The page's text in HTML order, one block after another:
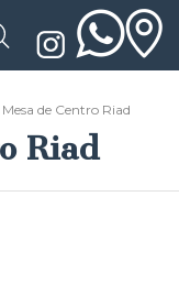
Mesa de Centro Riad
Riad